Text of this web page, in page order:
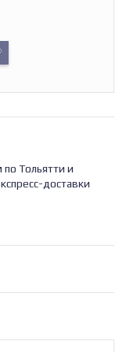
Тольятти и
доставки